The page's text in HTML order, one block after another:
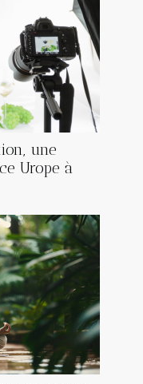
une
Urope à